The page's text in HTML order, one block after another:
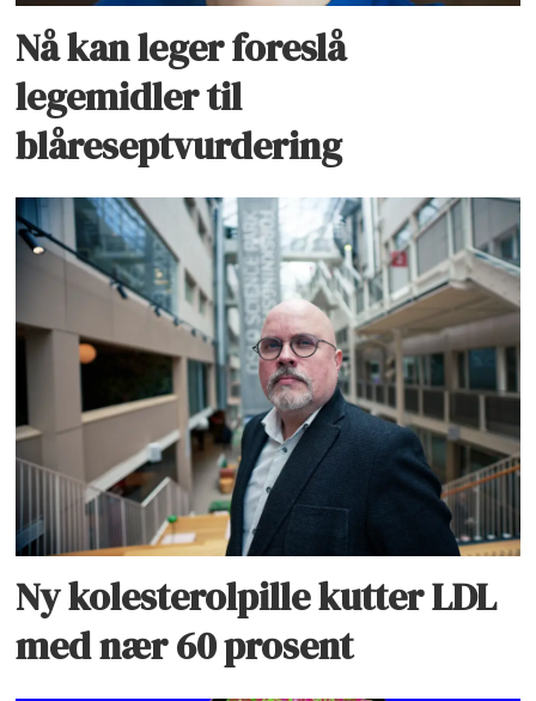
Nå kan leger foreslå
legemidler til
blåreseptvurdering
Ny kolesterolpille kutter LDL
med nær 60 prosent